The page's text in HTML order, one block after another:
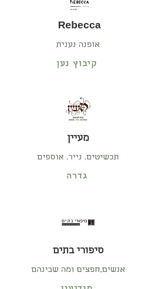
Rebecca
אופנה נענית
קיבוץ נען
מעיין
תכשיטים. נייר. אוספים
גדרה
סיפורי בתים
אנשים,חפצים ומה שבינהם